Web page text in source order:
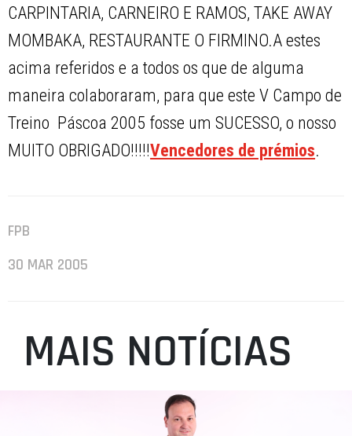
CARPINTARIA, CARNEIRO E RAMOS, TAKE AWAY
MOMBAKA, RESTAURANTE O FIRMINO.A estes
acima referidos e a todos os que de alguma
maneira colaboraram, para que este V Campo de
Treino  Páscoa 2005 fosse um SUCESSO, o nosso
MUITO OBRIGADO!!!!!Vencedores de prémios.
FPB
30 MAR 2005
MAIS NOTÍCIAS